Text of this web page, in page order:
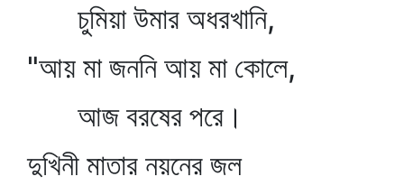
চুমিয়া উমার অধরখানি,
"আয় মা জননি আয় মা কোলে,
আজ বরষের পরে।
দুখিনী মাতার নয়নের জল